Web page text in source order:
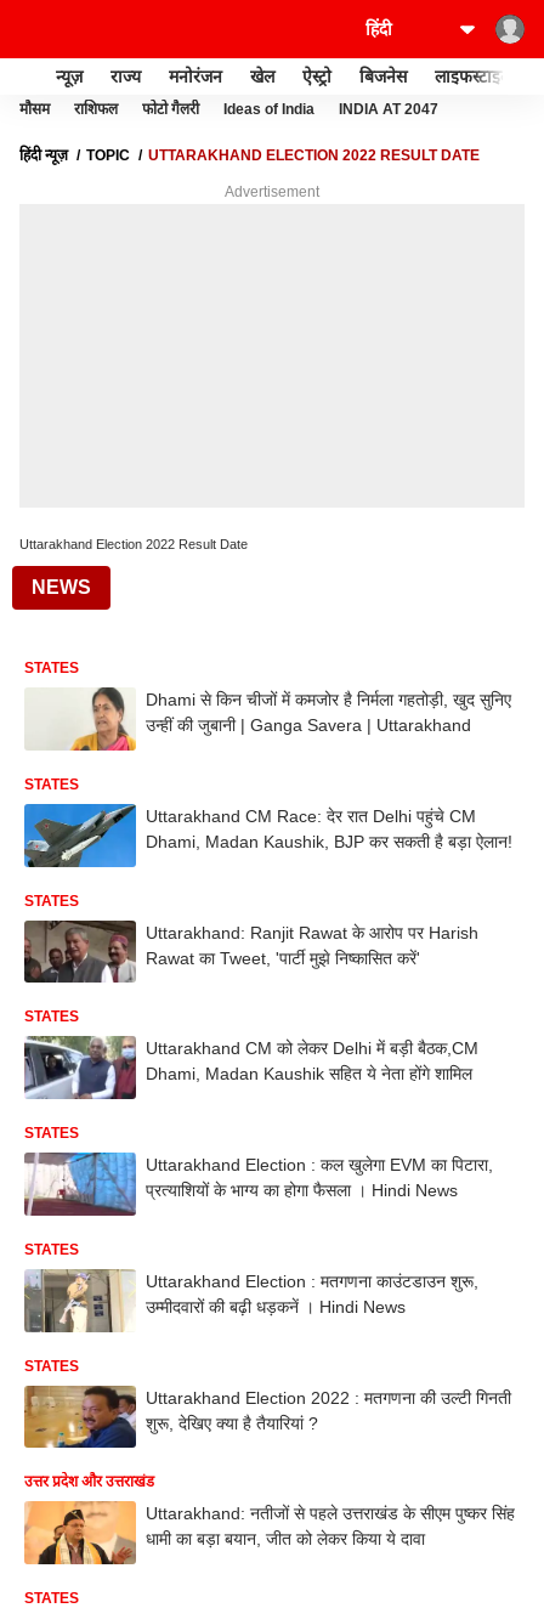
न्यूज़ राज्य मनोरंजन खेल ऐस्ट्रो बिजनेस लाइफस्टाइल
मौसम राशिफल फोटो गैलरी Ideas of India INDIA AT 2047
हिंदी न्यूज़ TOPIC UTTARAKHAND ELECTION 2022 RESULT DATE
Advertisement
Uttarakhand Election 2022 Result Date
NEWS
STATES
Dhami से किन चीजों में कमजोर है निर्मला गहतोड़ी, खुद सुनिए
उन्हीं की जुबानी | Ganga Savera | Uttarakhand
STATES
Uttarakhand CM Race: देर रात Delhi पहुंचे CM
Dhami, Madan Kaushik, BJP कर सकती है बड़ा ऐलान!
STATES
Uttarakhand: Ranjit Rawat के आरोप पर Harish
Rawat का Tweet, 'पार्टी मुझे निष्कासित करें'
STATES
Uttarakhand CM को लेकर Delhi में बड़ी बैठक,CM
Dhami, Madan Kaushik सहित ये नेता होंगे शामिल
STATES
Uttarakhand Election : कल खुलेगा EVM का पिटारा,
प्रत्याशियों के भाग्य का होगा फैसला । Hindi News
STATES
Uttarakhand Election : मतगणना काउंटडाउन शुरू,
उम्मीदवारों की बढ़ी धड़कनें । Hindi News
STATES
Uttarakhand Election 2022 : मतगणना की उल्टी गिनती
शुरू, देखिए क्या है तैयारियां ?
उत्तर प्रदेश और उत्तराखंड
Uttarakhand: नतीजों से पहले उत्तराखंड के सीएम पुष्कर सिंह
धामी का बड़ा बयान, जीत को लेकर किया ये दावा
STATES